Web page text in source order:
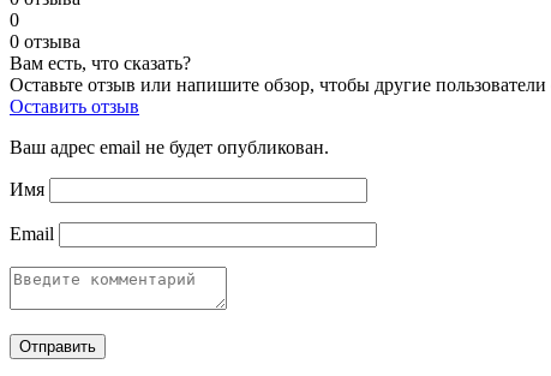
0
0 отзыва
Вам есть, что сказать?
Оставьте отзыв или напишите обзор, чтобы другие
Оставить отзыв
Ваш адрес email не будет опубликован.
Имя
Email